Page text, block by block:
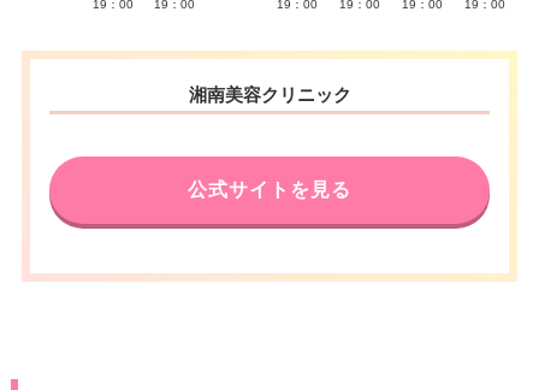
19：00 19：00 19：00 19：00 19：00 19：00
湘南美容クリニック
公式サイトを見る